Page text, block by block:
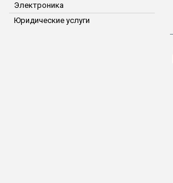
Электроника
Юридические услуги